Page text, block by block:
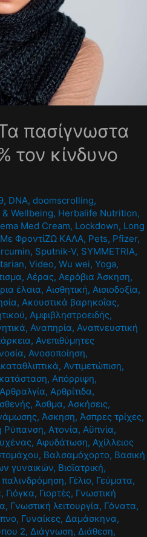
πασίγνωστα
τον κίνδυνο
, DNA,doomscrolling,
Wellbeing, Herbalife Nutrition,
Med Cream, Lockdown, Long
Mε ΦροντίΖΩ ΚΑΛΑ, Pets, Pfizer,
, Sputnik-V, SYMMETRIA,
,Video,Wu wei,Yoga,
, Αέρας, Αερόβια Άσκηση,
έλαια, Αισθητική, Αισιοδοξία,
, Ακουστικά βαρηκοΐας,
, Αμφιβληστροειδής,
, Αναπηρία, Αναπνευστική
, Ανεπιθύμητες
, Ανοσοποίηση,
, Αντιμετώπιση,
, Απόρριψη,
Αρθραλγία, Αρθρίτιδα,
, Άσθμα, Ασκήσεις,
, Άσκηση, Άσπρες τρίχες,
Ρύπανση, Ατονία, Αϋπνία,
, Αφυδάτωση, Αχίλλειος
, Βαλσαμόχορτο, Βασική
γυναικών, Βιοϊατρική,
, Γέλιο, Γεύματα,
, Γιόγκα, Γιορτές, Γνωστική
, Γνωστική λειτουργία, Γόνατα,
, Γυναίκες, Δαμάσκηνα,
2, Διάγνωση, Διάθεση,